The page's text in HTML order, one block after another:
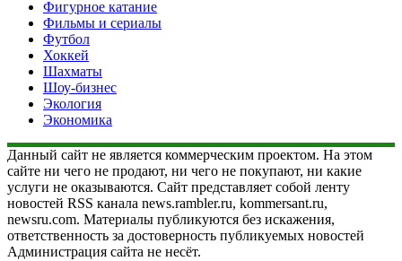
Фигурное катание
Фильмы и сериалы
Футбол
Хоккей
Шахматы
Шоу-бизнес
Экология
Экономика
Данный сайт не является коммерческим проектом. На этом
сайте ни чего не продают, ни чего не покупают, ни какие
услуги не оказываются. Сайт представляет собой ленту
новостей RSS канала news.rambler.ru, kommersant.ru,
newsru.com. Материалы публикуются без искажения,
ответственность за достоверность публикуемых новостей
Администрация сайта не несёт.